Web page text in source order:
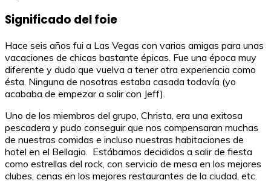
Significado del foie
Hace seis años fui a Las Vegas con varias amigas para unas
vacaciones de chicas bastante épicas. Fue una época muy
diferente y dudo que vuelva a tener otra experiencia como
ésta. Ninguna de nosotras estaba casada todavía (yo
acababa de empezar a salir con Jeff).
Uno de los miembros del grupo, Christa, era una exitosa
pescadera y pudo conseguir que nos compensaran muchas
de nuestras comidas e incluso nuestras habitaciones de
hotel en el Bellagio. Estábamos decididos a salir de fiesta
como estrellas del rock, con servicio de mesa en los mejores
clubes, cenas en los mejores restaurantes de la ciudad, etc.